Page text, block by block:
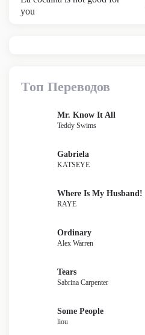
you
Топ Переводов
Mr. Know It All
Teddy Swims
Gabriela
KATSEYE
Where Is My Husband!
RAYE
Ordinary
Alex Warren
Tears
Sabrina Carpenter
Some People
liou